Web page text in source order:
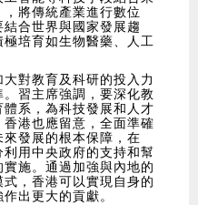
將傳統產業進行數位
合世界與國家發展趨
培育如生物醫藥、人工
對教育及科研的投入力
習主席強調，要深化教
系，為科技發展和人才
港也應留意，全面準確
發展的根本保障，在
利用中央政府的支持和幫
施。通過加強與內地的
，香港可以實現自身的
出更大的貢獻。